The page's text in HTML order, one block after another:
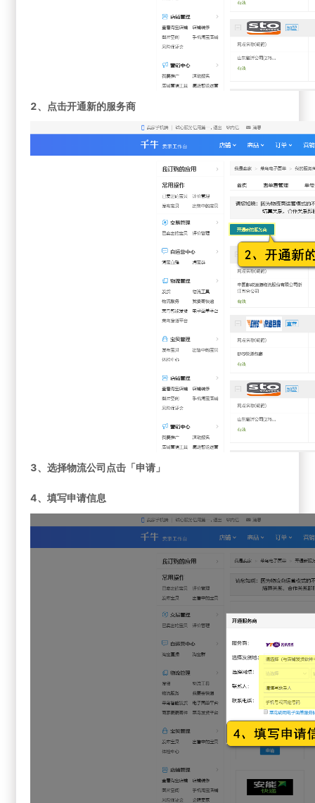
2、点击开通新的服务商
3、选择物流公司点击「申请」
4、填写申请信息